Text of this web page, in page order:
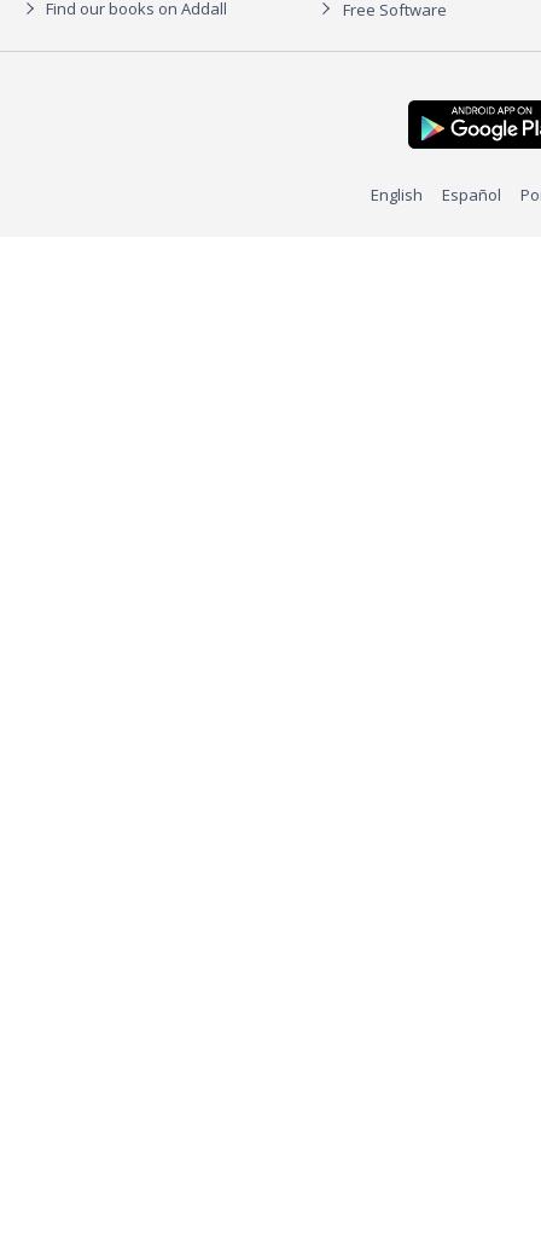
Find our books on Addall Free Software
English Español